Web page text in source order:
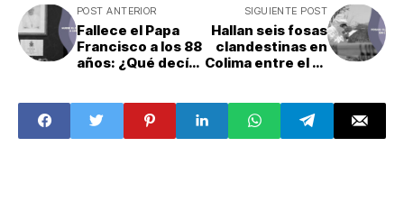
POST ANTERIOR
Fallece el Papa
Francisco a los 88
años: ¿Qué decía
SIGUIENTE POST
Hallan seis fosas
clandestinas en
Colima entre el 14